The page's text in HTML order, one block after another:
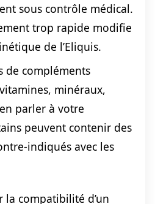
sous contrôle médical.
trop rapide modifie
de l’Eliquis.
de compléments
minéraux,
parler à votre
peuvent contenir des
indiqués avec les
la compatibilité d’un